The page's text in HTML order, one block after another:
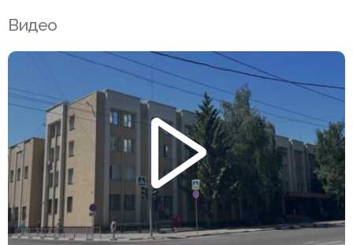
Видео